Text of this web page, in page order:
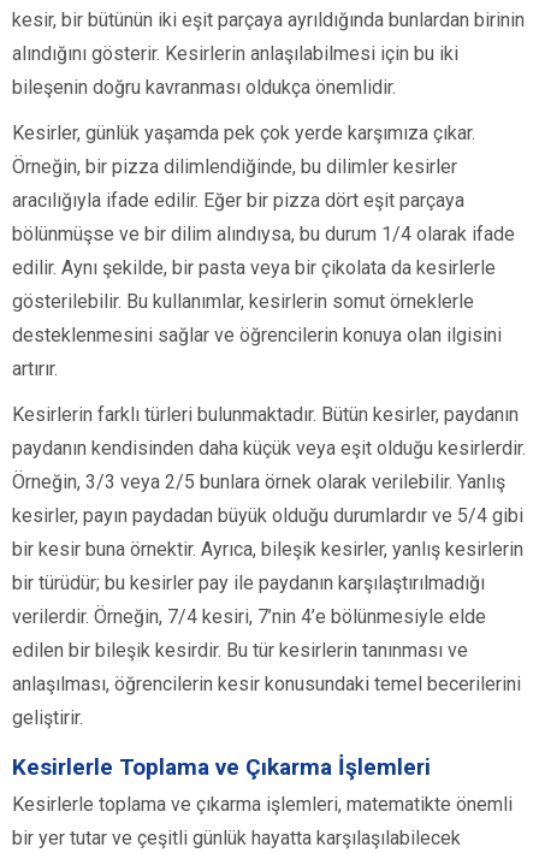
kesir, bir bütünün iki eşit parçaya ayrıldığında bunlardan birinin
alındığını gösterir. Kesirlerin anlaşılabilmesi için bu iki
bileşenin doğru kavranması oldukça önemlidir.
Kesirler, günlük yaşamda pek çok yerde karşımıza çıkar.
Örneğin, bir pizza dilimlendiğinde, bu dilimler kesirler
aracılığıyla ifade edilir. Eğer bir pizza dört eşit parçaya
bölünmüşse ve bir dilim alındıysa, bu durum 1/4 olarak ifade
edilir. Aynı şekilde, bir pasta veya bir çikolata da kesirlerle
gösterilebilir. Bu kullanımlar, kesirlerin somut örneklerle
desteklenmesini sağlar ve öğrencilerin konuya olan ilgisini
artırır.
Kesirlerin farklı türleri bulunmaktadır. Bütün kesirler, paydanın
paydanın kendisinden daha küçük veya eşit olduğu kesirlerdir.
Örneğin, 3/3 veya 2/5 bunlara örnek olarak verilebilir. Yanlış
kesirler, payın paydadan büyük olduğu durumlardır ve 5/4 gibi
bir kesir buna örnektir. Ayrıca, bileşik kesirler, yanlış kesirlerin
bir türüdür; bu kesirler pay ile paydanın karşılaştırılmadığı
verilerdir. Örneğin, 7/4 kesiri, 7’nin 4’e bölünmesiyle elde
edilen bir bileşik kesirdir. Bu tür kesirlerin tanınması ve
anlaşılması, öğrencilerin kesir konusundaki temel becerilerini
geliştirir.
Kesirlerle Toplama ve Çıkarma İşlemleri
Kesirlerle toplama ve çıkarma işlemleri, matematikte önemli
bir yer tutar ve çeşitli günlük hayatta karşılaşılabilecek